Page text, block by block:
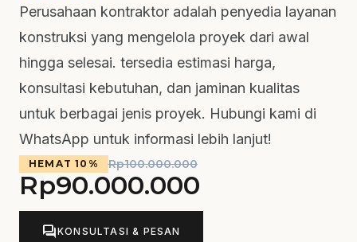
Perusahaan kontraktor adalah penyedia layanan
konstruksi yang mengelola proyek dari awal
hingga selesai. tersedia estimasi harga,
konsultasi kebutuhan, dan jaminan kualitas
untuk berbagai jenis proyek. Hubungi kami di
WhatsApp untuk informasi lebih lanjut!
Rp100.000.000
Rp90.000.000
HEMAT 10%
forumKONSULTASI & PESAN